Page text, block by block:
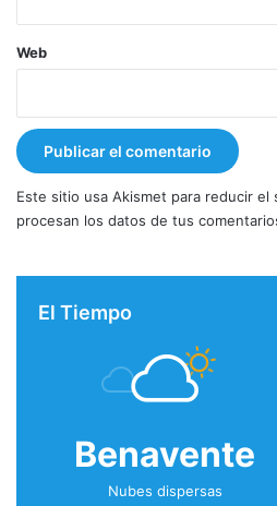
Web
Este sitio usa Akismet para reducir el
procesan los datos de tus
El Tiempo
Benavente
Nubes dispersas